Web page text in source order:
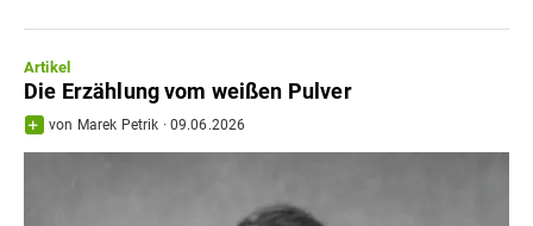
Artikel
Die Erzählung vom weißen Pulver
von Marek Petrik · 09.06.2026